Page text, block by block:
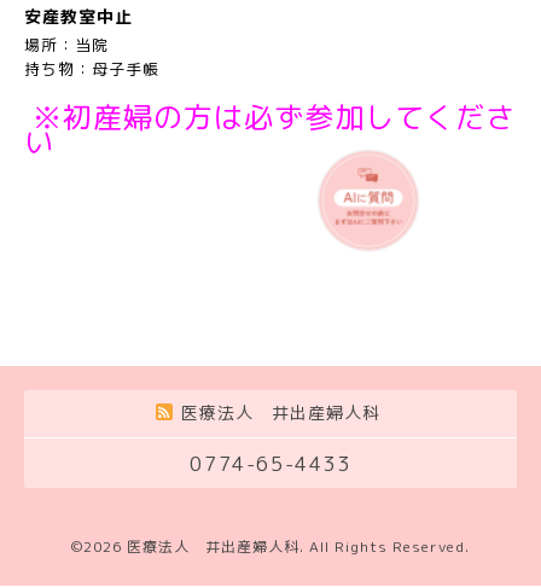
安産教室中止
場所：当院
持ち物：母子手帳
※初産婦の方は必ず参加してくださ
い
医療法人 井出産婦人科
0774-65-4433
©2026 医療法人 井出産婦人科. All Rights Reserved.